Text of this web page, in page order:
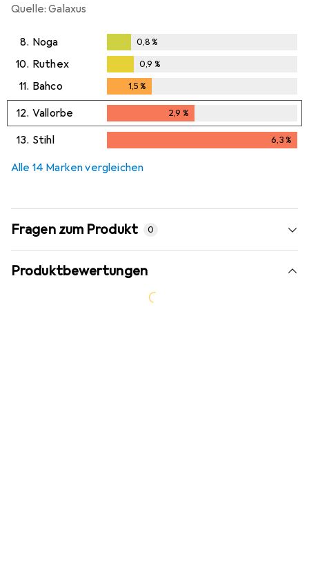
Quelle: Galaxus
8. Noga
0,8%
0,8%
10. Ruthex
0,9%
0,9 %
11. Bahco 1,5%
12. Vallorbe 2,9 %
13. Stihl 6,3%
Alle 14 Marken vergleichen
Fragen zum Produkt 0
Produktbewertungen